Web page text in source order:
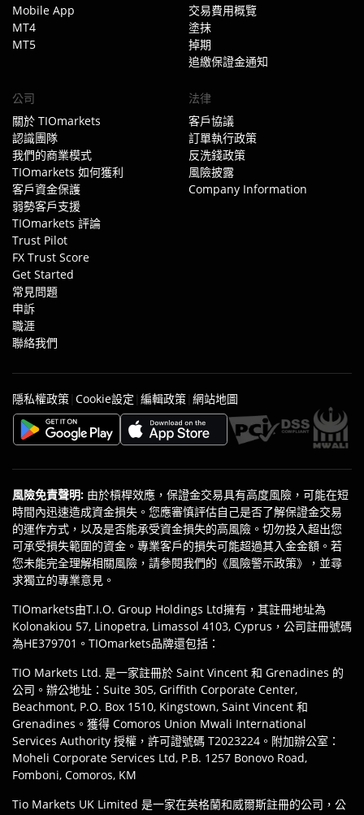
Mobile App
MT4
MT5
交易費用概覽
塗抹
掉期
追繳保證金通知
公司
關於 TIOmarkets
認識團隊
我們的商業模式
TIOmarkets 如何獲利
客戶資金保護
弱勢客戶支援
TIOmarkets 評論
Trust Pilot
FX Trust Score
Get Started
常見問題
申訴
職涯
聯絡我們
法律
客戶協議
訂單執行政策
反洗錢政策
風險披露
Company Information
隱私權政策| Cookie設定 | 編輯政策| 網站地圖
風險免責聲明: 由於槓桿效應，保證金交易具有高度風險，可能在短
時間內迅速造成資金損失。您應審慎評估自己是否了解保證金交易
的運作方式，以及是否能承受資金損失的高風險。切勿投入超出您
可承受損失範圍的資金。專業客戶的損失可能超過其入金金額。若
您未能完全理解相關風險，請參閱我們的《風險警示政策》，並尋
求獨立的專業意見。
TIOmarkets由T.I.O. Group Holdings Ltd擁有，其註冊地址為
Kolonakiou 57, Linopetra, Limassol 4103, Cyprus，公司註冊號碼
為HE379701。TIOmarkets品牌還包括：
TIO Markets Ltd. 是一家註冊於 Saint Vincent 和 Grenadines 的
公司。辦公地址：Suite 305, Griffith Corporate Center,
Beachmont, P.O. Box 1510, Kingstown, Saint Vincent 和
Grenadines。獲得 Comoros Union Mwali International
Services Authority 授權，許可證號碼 T2023224。附加辦公室：
Moheli Corporate Services Ltd, P.B. 1257 Bonovo Road,
Fomboni, Comoros, KM
Tio Markets UK Limited 是一家在英格蘭和威爾斯註冊的公司，公